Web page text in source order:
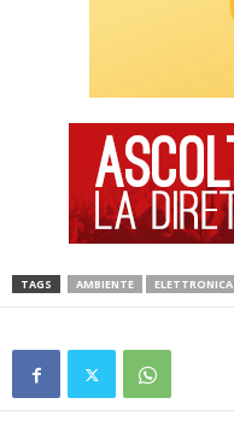
TAGS AMBIENTE ELETTRONICA